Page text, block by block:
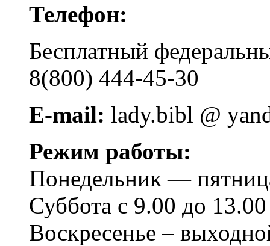
Телефон:
Бесплатный
8(800) 444-45-30
E-mail: lady.bibl @
Режим работы:
Понедельник —
Суббота с 9.00 до 13.00
Воскресенье –